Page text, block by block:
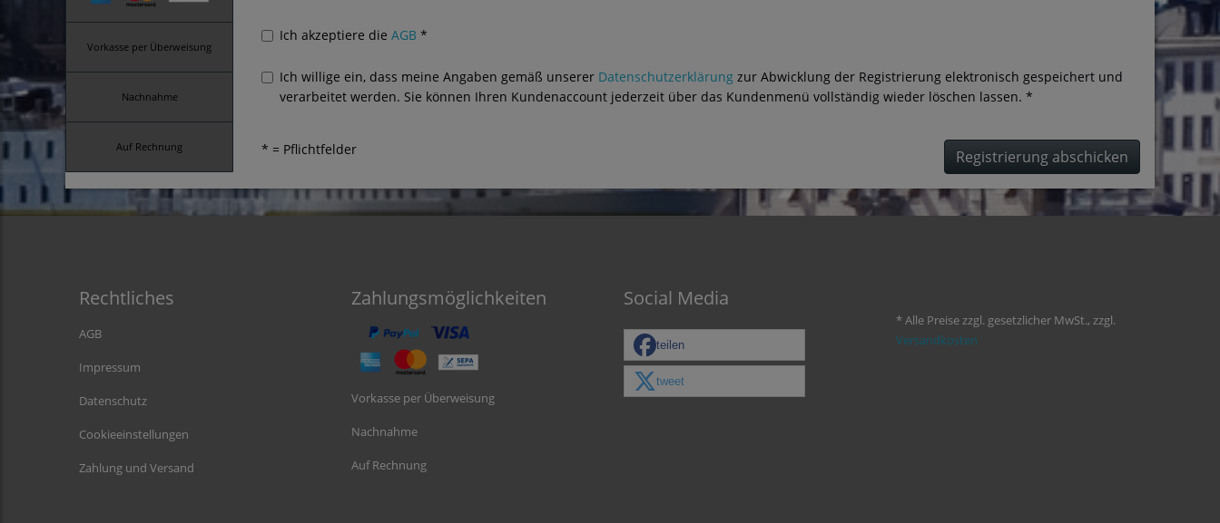
Vorkasse per Überweisung
Nachnahme
Auf Rechnung
Ich akzeptiere die AGB *
Ich willige ein, dass meine Angaben gemäß unserer Datenschutzerklärung zur Abwicklung der Registrierung elektronisch gespeichert und
verarbeitet werden. Sie können Ihren Kundenaccount jederzeit über das Kundenmenü vollständig wieder löschen lassen. *
* = Pflichtfelder Registrierung abschicken
Rechtliches
AGB
Impressum
Datenschutz
Cookieeinstellungen
Zahlung und Versand
Zahlungsmöglichkeiten
Vorkasse per Überweisung
Nachnahme
Auf Rechnung
Social Media
teilen
tweet
* Alle Preise zzgl. gesetzlicher MwSt., zzgl.
Versandkosten